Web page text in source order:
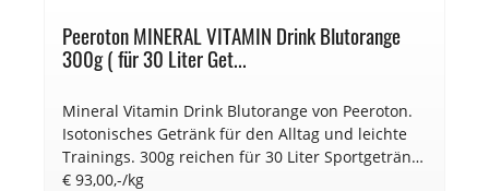
Peeroton MINERAL VITAMIN Drink Blutorange
300g ( für 30 Liter Get...
Mineral Vitamin Drink Blutorange von Peeroton.
Isotonisches Getränk für den Alltag und leichte
Trainings. 300g reichen für 30 Liter Sportgetränk.
€ 93,00,-/kg